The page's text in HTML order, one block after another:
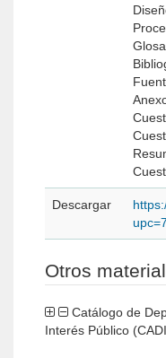
Descargar
Otros
Interés Público